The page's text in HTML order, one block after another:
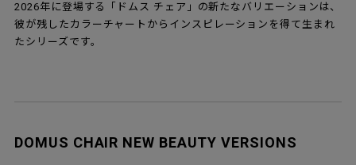
2026年に登場する「ドムス チェア」の新たなバリエーションは、
彼が残したカラーチャートからインスピレーションを得て生まれ
たシリーズです。
DOMUS CHAIR NEW BEAUTY VERSIONS